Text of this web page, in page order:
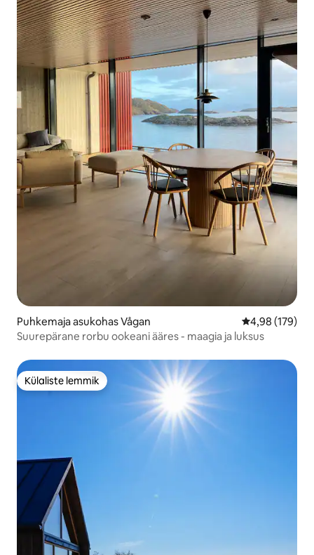
Puhkemaja asukohas Vågan Keskmine
4,98 (179)
Suurepärane rorbu ookeani ääres - maagia ja luksus
Külaliste lemmik
Külaliste lemmik